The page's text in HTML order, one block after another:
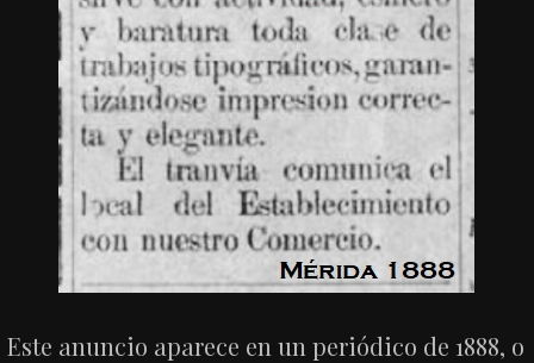
Este anuncio aparece en un periódico de 1888, o